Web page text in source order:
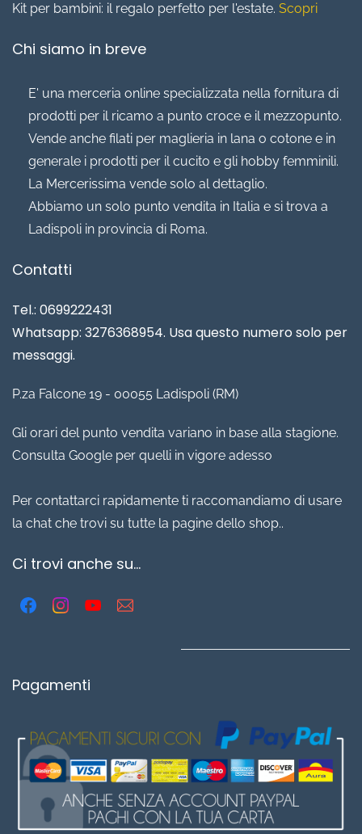
Kit per bambini: il regalo perfetto per l'estate. Scopri
Chi siamo in breve
E' una merceria online specializzata nella fornitura di
prodotti per il ricamo a punto croce e il mezzopunto.
Vende anche filati per maglieria in lana o cotone e in
generale i prodotti per il cucito e gli hobby femminili.
La Mercerissima vende solo al dettaglio.
Abbiamo un solo punto vendita in Italia e si trova a
Ladispoli in provincia di Roma.
Contatti
Tel.: 0699222431
Whatsapp: 3276368954. Usa questo numero solo per
messaggi.
P.za Falcone 19 - 00055 Ladispoli (RM)
Gli orari del punto vendita variano in base alla stagione.
Consulta Google per quelli in vigore adesso
Per contattarci rapidamente ti raccomandiamo di usare
la chat che trovi su tutte la pagine dello shop..
Ci trovi anche su...
Pagamenti